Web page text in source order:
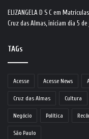
ELIZANGELA D S C em
Cruz das Almas, iniciam dia 5
TAGs
Acesse Acesse News
Cruz das Almas Cultura
Negócio Política
São Paulo